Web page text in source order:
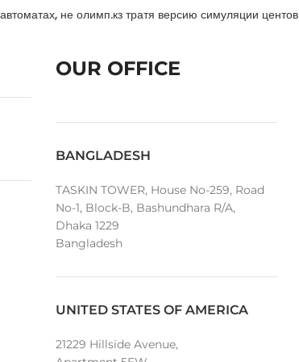
не олимп.кз тратя версию симуляции центов
OUR OFFICE
BANGLADESH
TASKIN TOWER, House No-259, Road
No-1, Block-B, Bashundhara R/A,
Dhaka 1229
Bangladesh
UNITED STATES OF AMERICA
21229 Hillside Avenue,